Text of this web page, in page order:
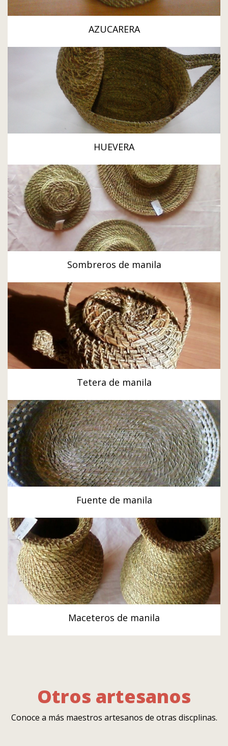
AZUCARERA
HUEVERA
Sombreros de manila
Tetera de manila
Fuente de manila
Maceteros de manila
Otros artesanos
Conoce a más maestros artesanos de otras discplinas.